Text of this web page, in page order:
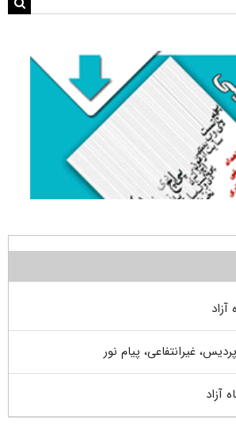
غیرانتفاعی، پیام نور
آزاد